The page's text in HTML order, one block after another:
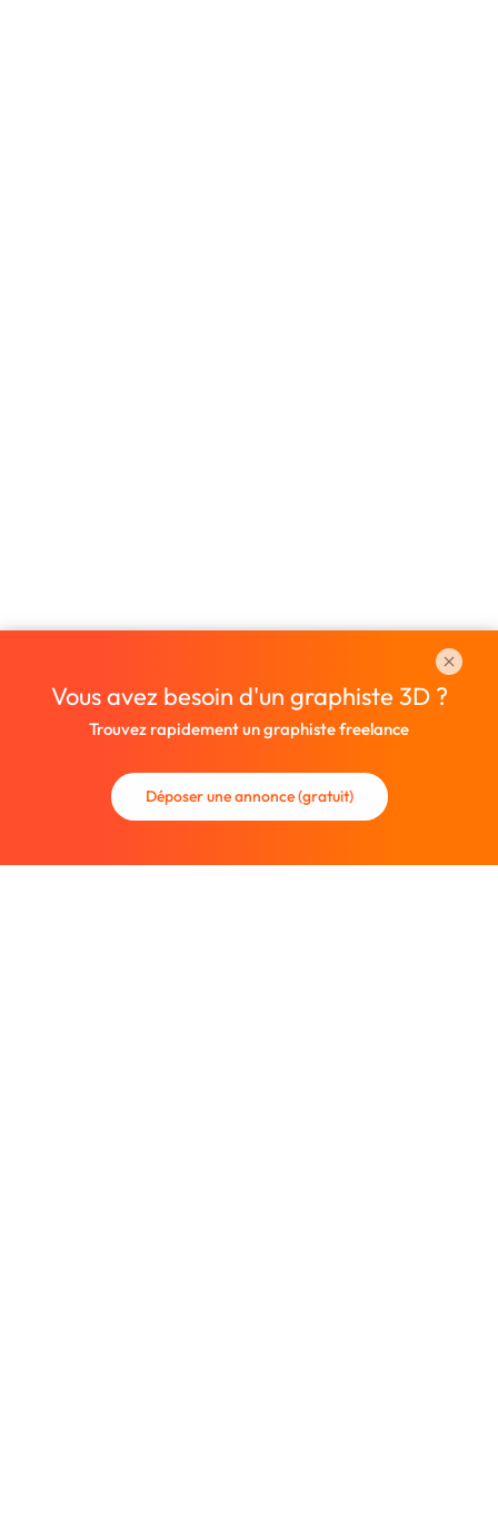
Vous avez besoin d'un graphiste 3D ?
Trouvez rapidement un graphiste freelance
Déposer une annonce (gratuit)